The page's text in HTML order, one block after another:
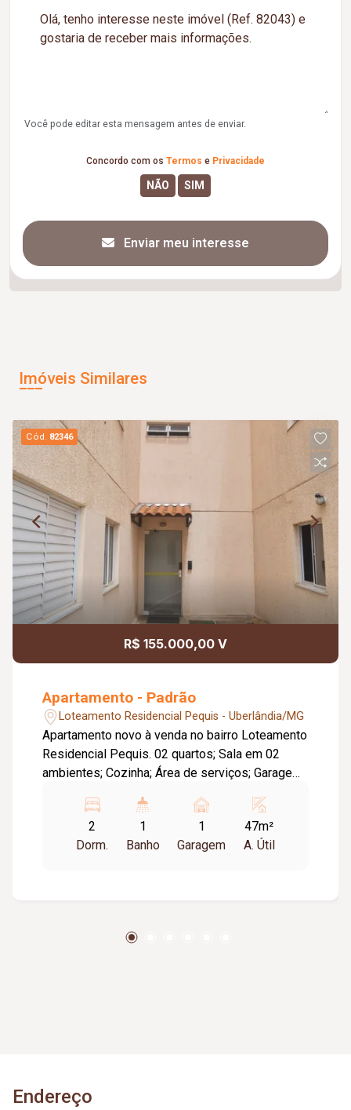
Você pode editar esta mensagem antes de enviar.
Concordo com os Termos e Privacidade
Enviar meu interesse
Imóveis Similares
Cód. 82346
R$ 155.000,00 V
Apartamento - Padrão
Loteamento Residencial Pequis - Uberlândia/MG
Apartamento novo à venda no bairro Loteamento
Residencial Pequis. 02 quartos; Sala em 02
ambientes; Cozinha; Área de serviços; Garagem
2
Dorm.
1
Banho
1
Garagem
47m²
A. Útil
Endereço